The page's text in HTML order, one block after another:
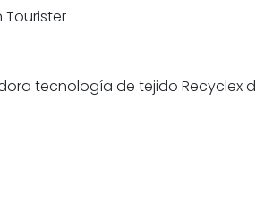
tecnología de tejido Recyclex